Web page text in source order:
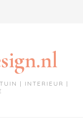
| INTERIEUR |